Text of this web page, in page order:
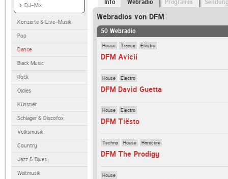
DJ-Mix
Konzerte & Live-Musik
Pop
Dance
Black Music
Rock
Oldies
Künstler
Schlager & Discofox
Volksmusik
Country
Jazz & Blues
Weltmusik
Info Webradio Programm
Webradios von DFM
50 Webradio
House Trance Electro
DFM Avicii
House Electro
DFM David Guetta
House Electro
DFM Tiësto
Techno House Hardcore
DFM The Prodigy
House